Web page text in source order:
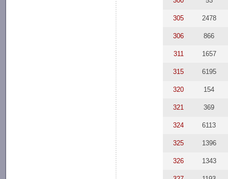
305 2478
306 866
311 1657
315 6195
320 154
321 369
324 6113
325 1396
326 1343